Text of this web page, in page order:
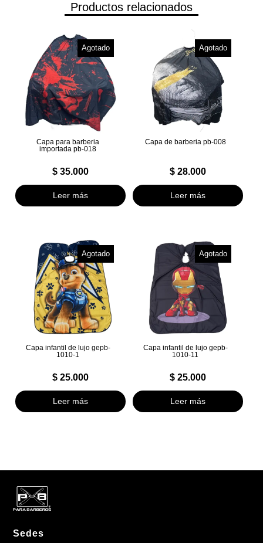
Productos relacionados
Agotado
Capa para barberia
importada pb-018
$35.000
Leer más
Agotado
Capa de barberia pb-008
$28.000
Leer más
Agotado
Capa infantil de lujo gepb-
1010-1
$25.000
Leer más
Agotado
Capa infantil de lujo gepb-
1010-11
$25.000
Leer más
Sedes